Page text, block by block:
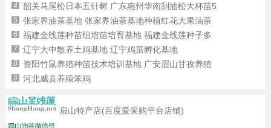
4 韶关马尾松日本五针树 广东惠州华南刮油松大杯苗5
5 张家界油茶基地 张家界油茶基地种植红花大果油茶
6 福建金线莲种苗组培苗培育基地 福建金线莲种子多
7 辽宁大中散养土鸡基地 辽宁鸡苗孵化基地
8 资阳竹鼠养殖种苗技术培训基地 广安眉山甘孜养殖
9 河北威县养殖笨鸡
扁山特产店(百度爱采购平台店铺)